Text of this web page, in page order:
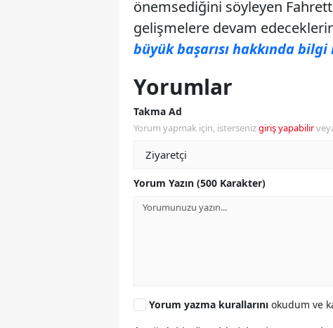
önemsediğini söyleyen
gelişmelere devam
büyük başarısı hakkında
Yorumlar
Takma Ad
Yorum yapmak için, istersenizgiriş yapabilir
Yorum Yazın (500 Karakter)
Yorum yazma kurallarını okudum ve